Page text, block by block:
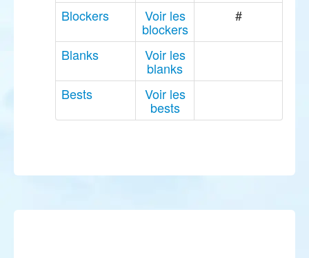
Blockers Voir les
blockers
#
Blanks Voir les
blanks
Bests
Voir les
bests